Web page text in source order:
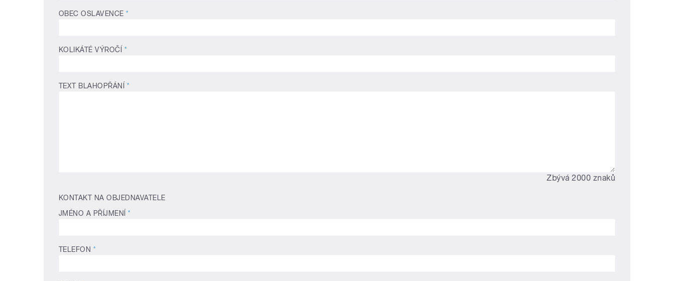
OBEC OSLAVENCE*
KOLIKÁTÉ VÝROČÍ *
TEXT BLAHOPŘÁNÍ *
Zbývá 2000 znaků
KONTAKT NA OBJEDNAVATELE
JMÉNO A PŘÍJMENÍ*
TELEFON *